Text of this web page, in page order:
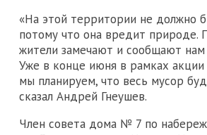
«На этой территории не должно
потому что она вредит природе.
жители замечают и сообщают нам
Уже в конце июня в рамках акции
мы планируем, что весь мусор
сказал Андрей Гнеушев.
Член совета дома № 7 по